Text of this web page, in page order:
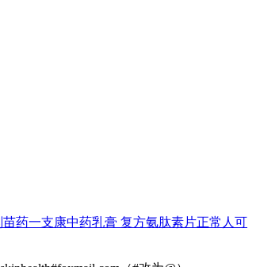
苗药一支康中药乳膏 复方氨肽素片正常人可